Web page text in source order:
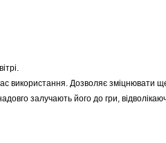
використання. Дозволяє зміцнювати
залучають його до гри,